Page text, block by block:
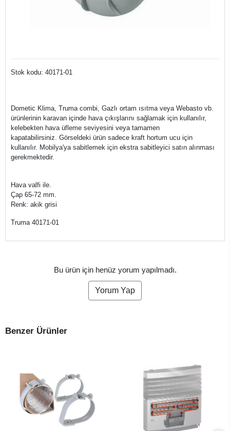
Stok kodu: 40171-01
Dometic Klima, Truma combi, Gazlı ortam ısıtma veya Webasto vb.
ürünlerinin karavan içinde hava çıkışlarını sağlamak için kullanılır,
kelebekten hava üfleme seviyesini veya tamamen
kapatabilirsiniz. Görseldeki ürün sadece kraft hortum ucu için
kullanılır. Mobilya'ya sabitlemek için ekstra sabitleyici satın alınması
gerekmektedir.
Hava valfi ile.
Çap 65-72 mm.
Renk: akik grisi
Truma 40171-01
Bu ürün için henüz yorum yapılmadı.
Yorum Yap
Benzer Ürünler